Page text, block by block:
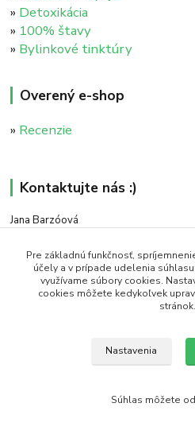
» Detoxikácia
» 100% štavy
» Bylinkové tinktúry
Overený e-shop
» Recenzie
Kontaktujte nás :)
Jana Barzóová
(PO - PIA, 8:00 - 18:00)
objednavky@naturaj.sk
Icons made by Smashicons from
Pre základnú funkčnosť,
účely a v prípade udelenia
využívame súbory cookies.
cookies môžete kedykoľvek
stránok.
Nastavenia
Súhlas môžete